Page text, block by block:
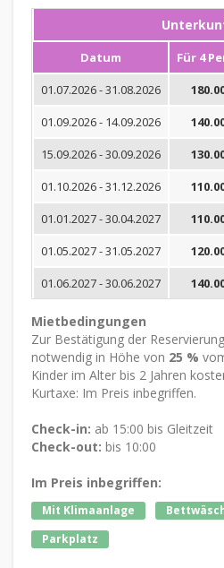
Datum Für 4
01.07.2026 - 31.08.2026
01.09.2026 - 14.09.2026
15.09.2026 - 30.09.2026
01.10.2026 - 31.12.2026
01.01.2027 - 30.04.2027
01.05.2027 - 31.05.2027
01.06.2027 - 30.06.2027
Mietbedingungen
Zur Bestätigung der
notwendig in Höhe von 25 %
Kinder im Alter bis 2 Jahren
Kurtaxe: Im Preis inbegriffen.
Check-in: ab 15:00 bis Gleitzeit
Check-out: bis 10:00
Im Preis inbegriffen:
Mit Klimaanlage
Parkplatz